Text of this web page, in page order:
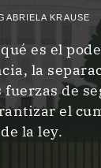
KRAUSE
es el
la
fuerzas de
el
de la ley.